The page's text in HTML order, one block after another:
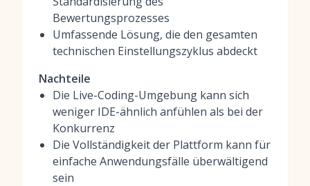
Bewertungsprozesses
Umfassende Lösung, die den gesamten
technischen Einstellungszyklus abdeckt
Nachteile
Die Live-Coding-Umgebung kann sich
weniger IDE-ähnlich anfühlen als bei der
Konkurrenz
Die Vollständigkeit der Plattform kann für
einfache Anwendungsfälle überwältigend
sein